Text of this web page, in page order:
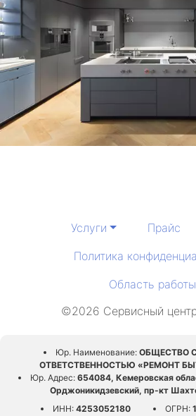
Услуги Прайс
Политика
Область работы
©2026 Сервисный
Юр. Наименование: ОБЩЕСТВО
ОТВЕТСТВЕННОСТЬЮ «РЕМОНТ
Юр. Адрес: 654084, Кемеровская
Орджоникидзевский, пр-кт
ИНН: 4253052180 ОГРН: